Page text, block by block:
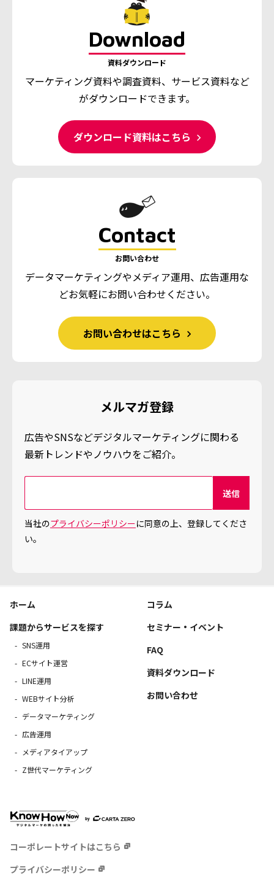
Download
資料ダウンロード
マーケティング資料や調査資料、 サービス資料など
がダウンロードできます。
ダウンロード資料はこちら
Contact
お問い合わせ
データマーケティングやメディア運用、広告運用な
どお気軽にお問い合わせください。
お問い合わせはこちら
メルマガ登録
広告やSNSなどデジタルマーケティングに関わる
最新トレンドやノウハウをご紹介。
当社のプライバシーポリシーに同意の上、登録してくださ
い。
ホーム
課題からサービスを探す
SNS運用
ECサイト運営
LINE運用
WEBサイト分析
データマーケティング
広告運用
メディアタイアップ
Z世代マーケティング
コラム
セミナー・イベント
FAQ
資料ダウンロード
お問い合わせ
コーポレートサイトはこちら
プライバシーポリシー